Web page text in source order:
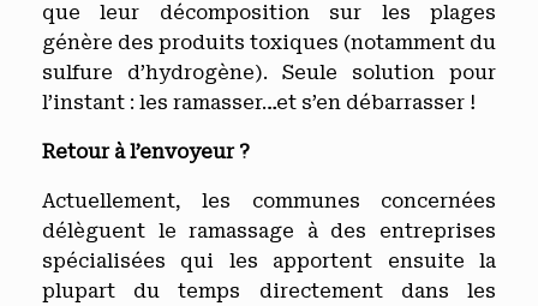
que leur décomposition sur les plages
génère des produits toxiques (notamment du
sulfure d’hydrogène). Seule solution pour
l’instant : les ramasser…et s’en débarrasser !
Retour à l’envoyeur ?
Actuellement, les communes concernées
délèguent le ramassage à des entreprises
spécialisées qui les apportent ensuite la
plupart du temps directement dans les